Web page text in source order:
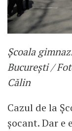
Școala
București /
Călin
Cazul de la
șocant. Dar